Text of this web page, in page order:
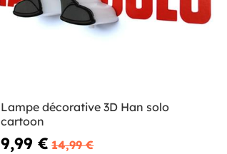
Lampe décorative 3D Han solo
cartoon
9,99 € 14,99 €